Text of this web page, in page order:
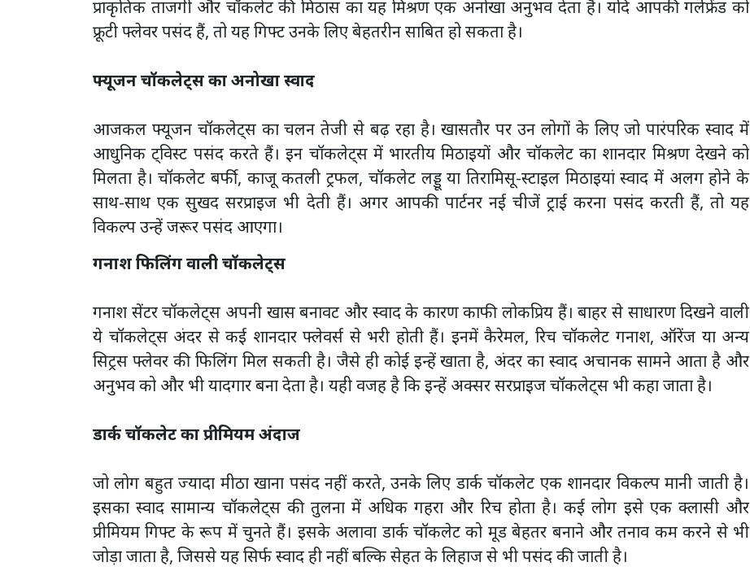
प्राकृतिक ताजगी और चॉकलेट की मिठास का यह मिश्रण एक अनोखा अनुभव देता है। यदि आपकी गर्लफ्रेंड को
फ्रूटी फ्लेवर पसंद हैं, तो यह गिफ्ट उनके लिए बेहतरीन साबित हो सकता है।
फ्यूजन चॉकलेट्स का अनोखा स्वाद
आजकल फ्यूजन चॉकलेट्स का चलन तेजी से बढ़ रहा है। खासतौर पर उन लोगों के लिए जो पारंपरिक स्वाद में
आधुनिक ट्विस्ट पसंद करते हैं। इन चॉकलेट्स में भारतीय मिठाइयों और चॉकलेट का शानदार मिश्रण देखने को
मिलता है। चॉकलेट बर्फी, काजू कतली ट्रफल, चॉकलेट लड्डू या तिरामिसू-स्टाइल मिठाइयां स्वाद में अलग होने के
साथ-साथ एक सुखद सरप्राइज भी देती हैं। अगर आपकी पार्टनर नई चीजें ट्राई करना पसंद करती हैं, तो यह
विकल्प उन्हें जरूर पसंद आएगा।
गनाश फिलिंग वाली चॉकलेट्स
गनाश सेंटर चॉकलेट्स अपनी खास बनावट और स्वाद के कारण काफी लोकप्रिय हैं। बाहर से साधारण दिखने वाली
ये चॉकलेट्स अंदर से कई शानदार फ्लेवर्स से भरी होती हैं। इनमें कैरेमल, रिच चॉकलेट गनाश, ऑरेंज या अन्य
सिट्रस फ्लेवर की फिलिंग मिल सकती है। जैसे ही कोई इन्हें खाता है, अंदर का स्वाद अचानक सामने आता है और
अनुभव को और भी यादगार बना देता है। यही वजह है कि इन्हें अक्सर सरप्राइज चॉकलेट्स भी कहा जाता है।
डार्क चॉकलेट का प्रीमियम अंदाज
जो लोग बहुत ज्यादा मीठा खाना पसंद नहीं करते, उनके लिए डार्क चॉकलेट एक शानदार विकल्प मानी जाती है।
इसका स्वाद सामान्य चॉकलेट्स की तुलना में अधिक गहरा और रिच होता है। कई लोग इसे एक क्लासी और
प्रीमियम गिफ्ट के रूप में चुनते हैं। इसके अलावा डार्क चॉकलेट को मूड बेहतर बनाने और तनाव कम करने से भी
जोड़ा जाता है, जिससे यह सिर्फ स्वाद ही नहीं बल्कि सेहत के लिहाज से भी पसंद की जाती है।